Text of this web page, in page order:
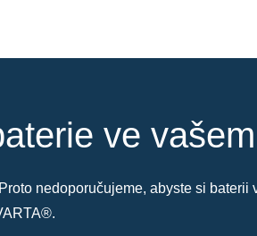
ve
nedoporučujeme, abyste si